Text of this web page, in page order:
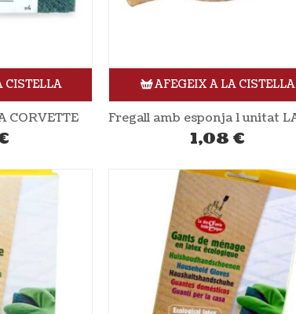
CISTELLA
CORVETTE
AFEGEIX A LA CISTELLA
1,08 €